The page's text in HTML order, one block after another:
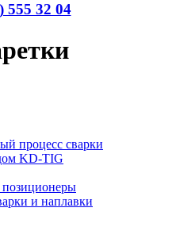
555 32 04
процесс сварки
KD-TIG
и наплавки